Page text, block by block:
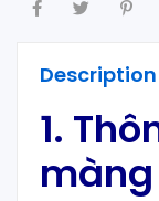
Description
1.
màng